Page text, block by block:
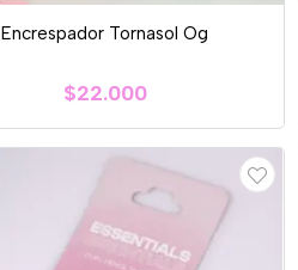
Encrespador Tornasol Og
$22.000